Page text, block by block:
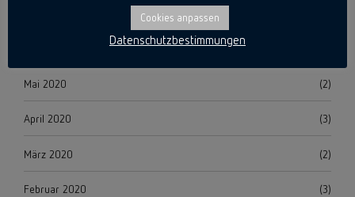
Mai 2020 (2)
April 2020 (3)
März 2020 (2)
Februar 2020 (3)
Cookies anpassen
Datenschutzbestimmungen